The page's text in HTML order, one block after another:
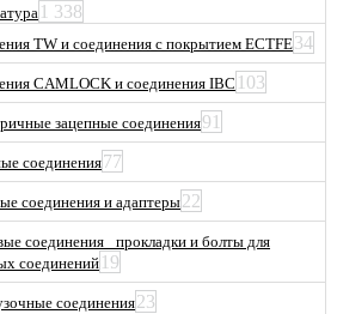
1 338
TW и соединения с покрытием ECTFE34
CAMLOCK и соединения IBC 103
зацепные соединения91
соединения77
соединения и адаптеры22
соединения_ прокладки и болты для
соединений19
соединения23